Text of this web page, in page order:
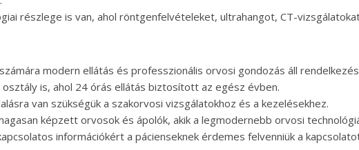
részlege is van, ahol röntgenfelvételeket, ultrahangot, CT-
modern ellátás és professzionális orvosi gondozás áll
is, ahol 24 órás ellátás biztosított az egész évben.
van szükségük a szakorvosi vizsgálatokhoz és a kezelésekhez.
képzett orvosok és ápolók, akik a legmodernebb orvosi
információkért a pácienseknek érdemes felvenniük a